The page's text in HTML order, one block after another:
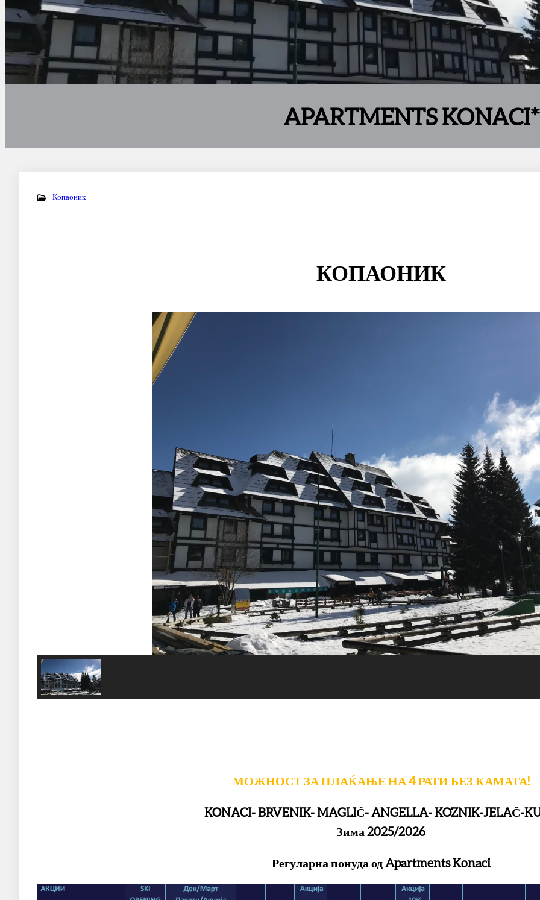
APARTMENTS
Копаоник
КОПАОНИК
МОЖНОСТ ЗА ПЛАЌАЊЕ НА 4 РАТИ БЕЗ КАМАТА!
KONACI- BRVENIK- MAGLIČ- ANGELLA- KOZNIK-JELAČ-
Зима 2025/2026
Регуларна понуда од Apartments Konaci